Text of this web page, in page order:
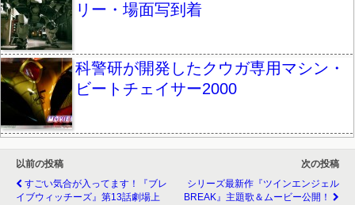
リー・場面写到着
科警研が開発したクウガ専用マシン・
ビートチェイサー2000
以前の投稿
すごい気合が入ってます！『ブレ
イブウィッチーズ』第13話劇場上
次の投稿
シリーズ最新作『ツインエンジェル
BREAK』主題歌＆ムービー公開！